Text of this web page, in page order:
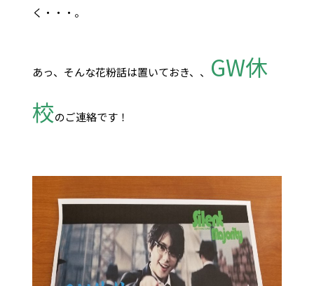
く・・・。
あっ、そんな花粉話は置いておき、、 GW休
校のご連絡です！